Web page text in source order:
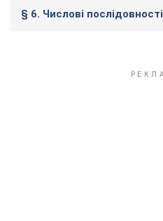
§ 6. Числові послідовності